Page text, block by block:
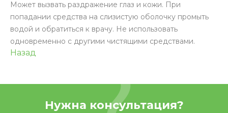
Может вызвать раздражение глаз и кожи. При
попадании средства на слизистую оболочку промыть
водой и обратиться к врачу. Не использовать
одновременно с другими чистящими средствами.
Назад
Нужна консультация?